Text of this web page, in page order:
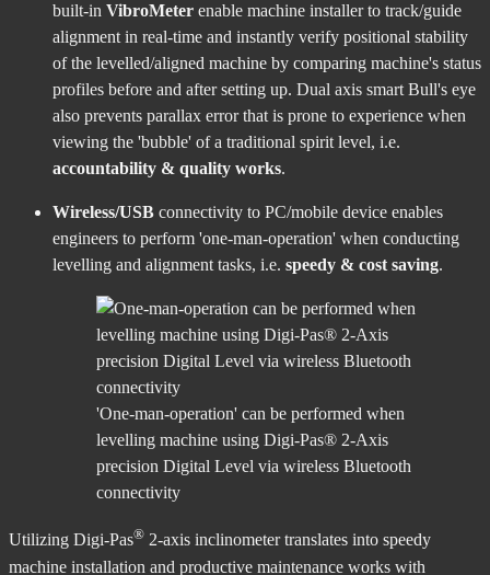
built-in VibroMeter enable machine installer to track/guide
alignment in real-time and instantly verify positional stability
of the levelled/aligned machine by comparing machine's status
profiles before and after setting up. Dual axis smart Bull's eye
also prevents parallax error that is prone to experience when
viewing the 'bubble' of a traditional spirit level, i.e.
accountability & quality works.
Wireless/USB connectivity to PC/mobile device enables
engineers to perform 'one-man-operation' when conducting
levelling and alignment tasks, i.e. speedy & cost saving.
'One-man-operation' can be performed when
levelling machine using Digi-Pas® 2-Axis
precision Digital Level via wireless Bluetooth
connectivity
Utilizing Digi-Pas® 2-axis inclinometer translates into speedy
machine installation and productive maintenance works with